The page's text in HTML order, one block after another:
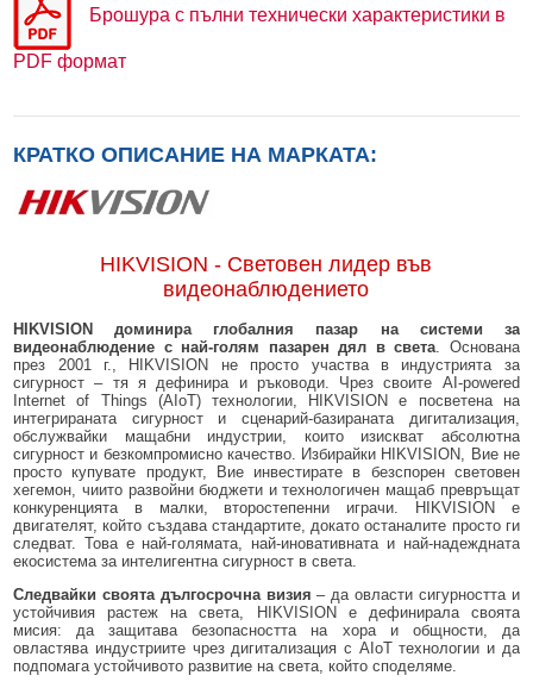
Брошура с пълни технически характеристики в
PDF формат
КРАТКО ОПИСАНИЕ НА МАРКАТА:
HIKVISION - Световен лидер във
видеонаблюдението
HIKVISION доминира глобалния пазар на системи за
видеонаблюдение с най-голям пазарен дял в света . Основана
през 2001 г., HIKVISION не просто участва в индустрията за
сигурност – тя я дефинира и ръководи. Чрез своите AI-powered
Internet of Things (AIoT) технологии, HIKVISION е посветена на
интегрираната сигурност и сценарий-базираната дигитализация,
обслужвайки мащабни индустрии, които изискват абсолютна
сигурност и безкомпромисно качество. Избирайки HIKVISION, Вие не
просто купувате продукт, Вие инвестирате в безспорен световен
хегемон, чиито развойни бюджети и технологичен мащаб превръщат
конкуренцията в малки, второстепенни играчи. HIKVISION е
двигателят, който създава стандартите, докато останалите просто ги
следват. Това е най-голямата, най-иновативната и най-надеждната
екосистема за интелигентна сигурност в света.
Следвайки своята дългосрочна визия – да овласти сигурността и
устойчивия растеж на света, HIKVISION е дефинирала своята
мисия: да защитава безопасността на хора и общности, да
овластява индустриите чрез дигитализация с AIoT технологии и да
подпомага устойчивото развитие на света, който споделяме.